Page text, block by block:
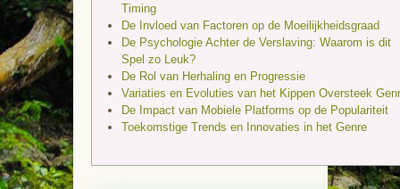
Timing
De Invloed van Factoren op de Moeilijkheidsgraad
De Psychologie Achter de Verslaving: Waarom is dit
Spel zo Leuk?
De Rol van Herhaling en Progressie
Variaties en Evoluties van het Kippen Oversteek
De Impact van Mobiele Platforms op de Populariteit
Toekomstige Trends en Innovaties in het Genre